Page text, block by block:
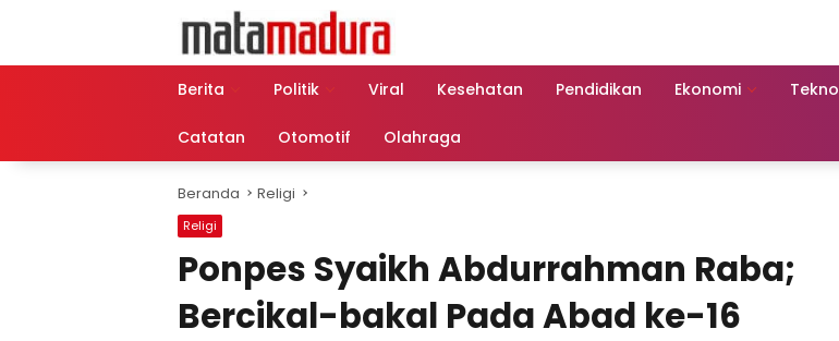
Berita
Politik Viral Kesehatan Pendidikan Ekonomi Tekno
Catatan Otomotif Olahraga
Beranda Religi
Religi
Ponpes Syaikh Abdurrahman Raba;
Bercikal-bakal Pada Abad ke-16